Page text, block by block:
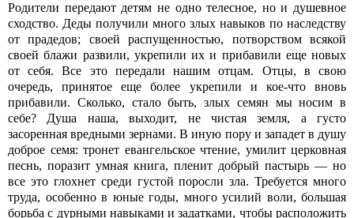
Родители передают детям не одно телесное, но и душевное
сходство. Деды получили много злых навыков по наследству
от прадедов; своей распущенностью, потворством всякой
своей блажи развили, укрепили их и прибавили еще новых
от себя. Все это передали нашим отцам. Отцы, в свою
очередь, принятое еще более укрепили и кое-что вновь
прибавили. Сколько, стало быть, злых семян мы носим в
себе? Душа наша, выходит, не чистая земля, а густо
засоренная вредными зернами. В иную пору и западет в душу
доброе семя: тронет евангельское чтение, умилит церковная
песнь, поразит умная книга, пленит добрый пастырь — но
все это глохнет среди густой поросли зла. Требуется много
труда, особенно в юные годы, много усилий воли, большая
борьба с дурными навыками и задатками, чтобы расположить